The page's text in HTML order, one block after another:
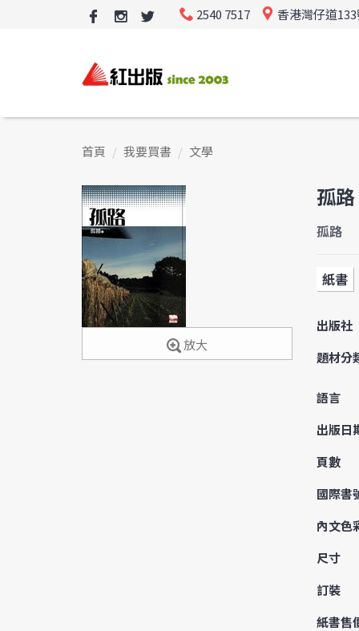
2540 7517 香港灣仔道
首頁 我要買書 文學
放大
孤路
孤路
紙書
出版社
題材分
語言
出版日
頁數
國際書
內文色
尺寸
訂裝
紙書售